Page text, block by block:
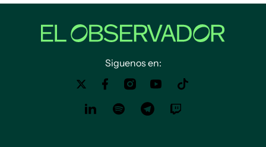
Siguenos en: